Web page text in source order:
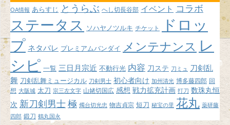
イ
ブ
OA情報 あらすじ とうらぶ へし切長谷部 イベント コラボ
ステータス ソハヤノツルキ チケット
ドロッ
プ ネタバレ プレミアムバンダイ メンテナンス レ
シピ 一覧 三日月宗近 不動行光 内容 刀ステ 刀ミュ
刀剣乱
舞 刀剣乱舞ミュージカル 刀剣男士 初心者向け 加州清光 博多藤四郎 回
想 大阪城 太刀 宗三左文字 山姥切国広 感想 戦力拡充計画 打刀 数珠丸恒
次 新刀剣男士 極 燭台切光忠 物吉貞宗 短刀 秘宝の里 花丸 薬研藤
四郎 鍛刀 鶴丸国永